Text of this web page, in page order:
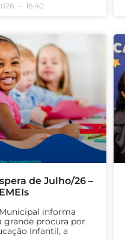
16:40
de Julho/26 –
informa
grande procura por
Infantil, a